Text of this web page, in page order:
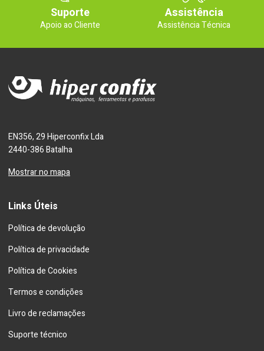
Suporte
Apoio ao Cliente
Assistência
Assistência Técnica
EN356, 29 Hiperconfix Lda
2440-386 Batalha
Mostrar no mapa
Links Úteis
Política de devolução
Política de privacidade
Política de Cookies
Termos e condições
Livro de reclamações
Suporte técnico